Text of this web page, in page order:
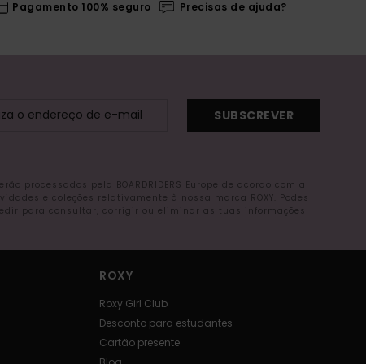
Pagamento 100% seguro Precisas de ajuda?
SUBSCREVER
pela BOARDRIDERS Europe de acordo com a
e coleções relativamente à nossa marca ROXY. Podes
para consultar, corrigir ou eliminar as tuas informações
ROXY
Roxy Girl Club
Desconto para estudantes
Cartão presente